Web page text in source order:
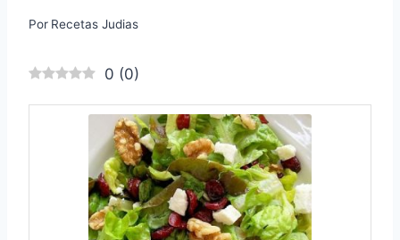
Por Recetas Judias
0 (0)